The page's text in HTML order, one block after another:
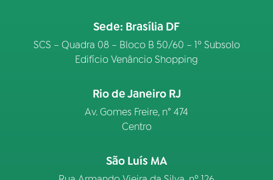
Sede: Brasília DF
SCS – Quadra 08 – Bloco B 50/60 – 1º Subsolo
Edifício Venâncio Shopping
Rio de Janeiro RJ
Av. Gomes Freire, n° 474
Centro
São Luís MA